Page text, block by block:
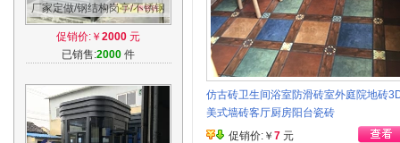
厂家定做/钢结构岗亭/不锈钢
岗亭/治安亭/门卫亭/收费亭/艺
术岗亭
促销价:￥ 2000 元
已销售:2000 件
仿古砖卫生间浴室防滑砖室外庭院地砖
美式墙砖客厅厨房阳台瓷砖
促销价:￥ 7 元